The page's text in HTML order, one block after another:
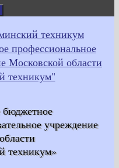
бюджетное
учреждение
техникум»